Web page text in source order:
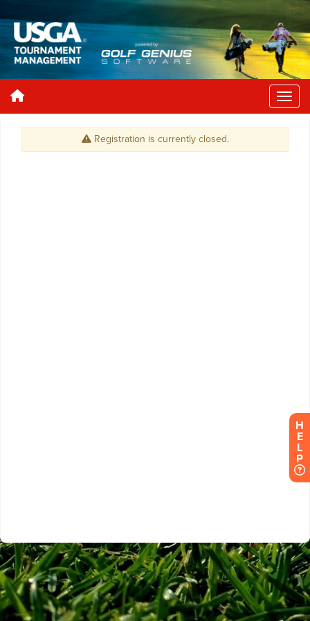
H
E
L
P